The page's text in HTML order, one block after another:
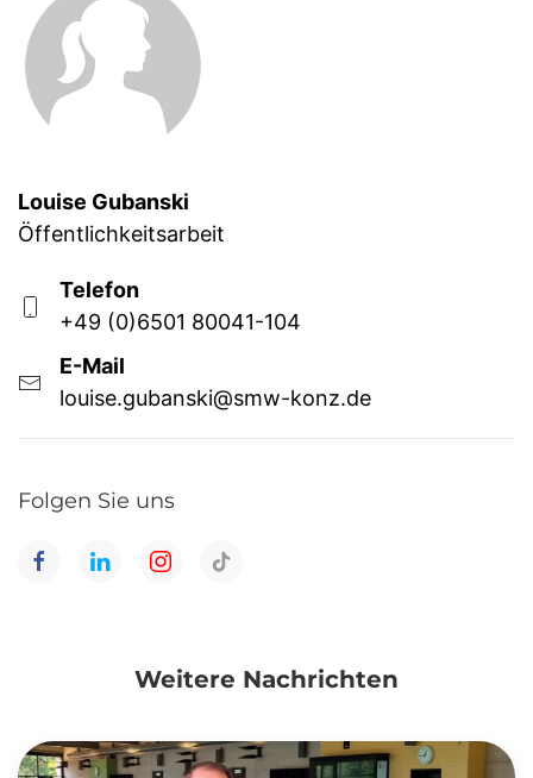
Louise Gubanski
Öffentlichkeitsarbeit
Telefon
+49 (0)6501 80041-104
E-Mail
louise.gubanski@smw-konz.de
Folgen Sie uns
Weitere Nachrichten